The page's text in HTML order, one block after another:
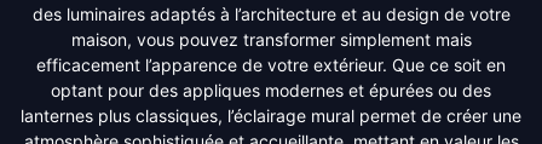
des luminaires adaptés à l’architecture et au design de votre
maison, vous pouvez transformer simplement mais
efficacement l’apparence de votre extérieur. Que ce soit en
optant pour des appliques modernes et épurées ou des
lanternes plus classiques, l’éclairage mural permet de créer une